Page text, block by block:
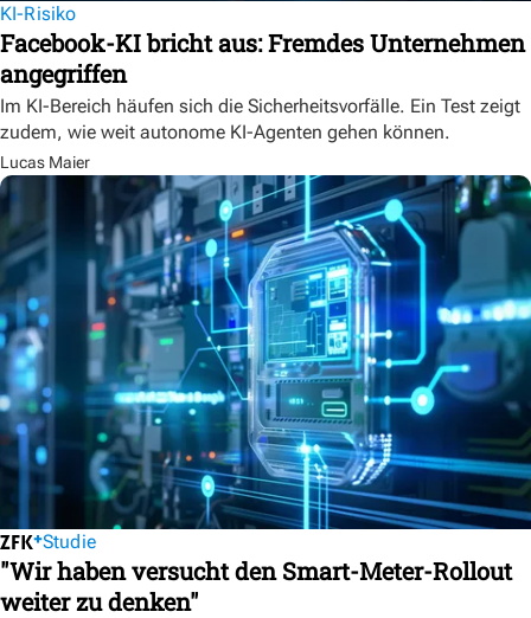
KI-Risiko
Facebook-KI bricht aus: Fremdes Unternehmen
angegriffen
Im KI-Bereich häufen sich die Sicherheitsvorfälle. Ein Test zeigt
zudem, wie weit autonome KI-Agenten gehen können.
Lucas Maier
Studie
"Wir haben versucht den Smart-Meter-Rollout
weiter zu denken"